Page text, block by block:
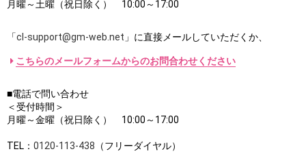
月曜～土曜（祝日除く） 10:00～17:00
「cl-support@gm-web.net 」に直接メールしていただくか、
こちらのメールフォームからのお問合わせください
■電話で問い合わせ
＜受付時間＞
月曜～金曜（祝日除く） 10:00～17:00
TEL： 0120-113-438 （フリーダイヤル）